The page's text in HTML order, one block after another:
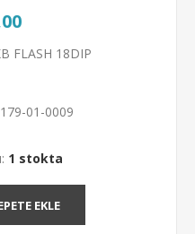
FLASH 18DIP
01-0009
1 stokta
EKLE